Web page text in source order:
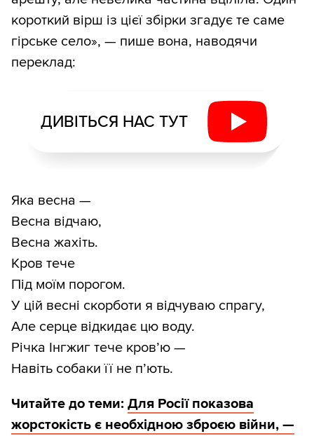
короткий вірш із цієї збірки згадує те саме
гірське село», — пише вона, наводячи
переклад:
ДИВІТЬСЯ НАС ТУТ
Яка весна —
Весна відчаю,
Весна жахіть.
Кров тече
Під моїм порогом.
У цій весні скорботи я відчуваю спрагу,
Але серце відкидає цю воду.
Річка Інгжиг тече кров’ю —
Навіть собаки її не п’ють.
Читайте до теми: Для Росії показова
жорстокість є необхідною зброєю війни, —